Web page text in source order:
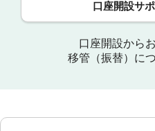
口座開設サ
口座開設から
移管（振替）に